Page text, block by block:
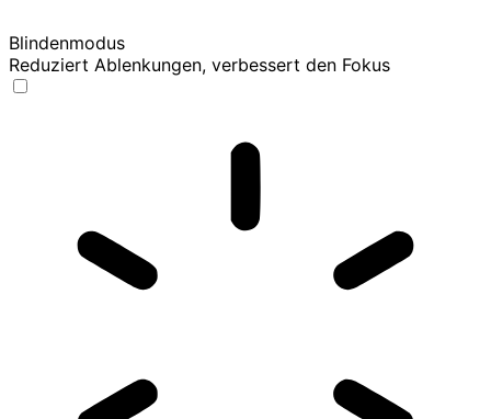
Blindenmodus
Reduziert Ablenkungen, verbessert den Fokus